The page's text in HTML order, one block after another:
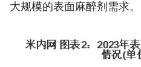
大规模的表面麻醉剂需求。